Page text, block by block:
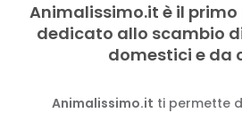
Animalissimo.it è il
dedicato allo scambio
domestici e da
Animalissimo.it ti permette